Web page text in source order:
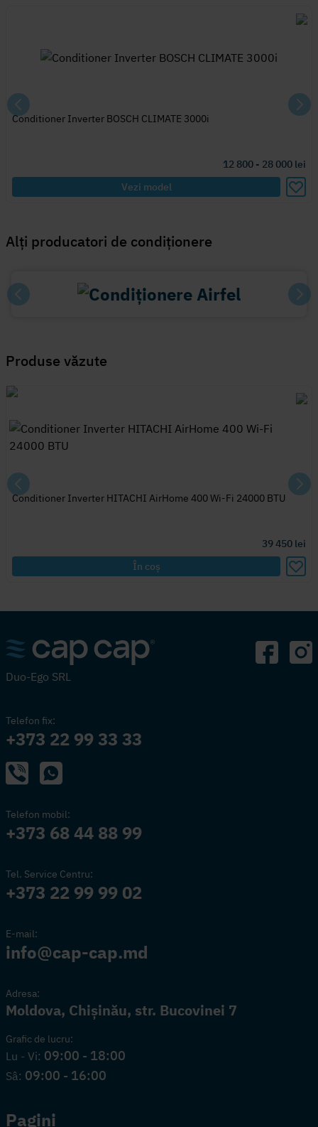
Conditioner Inverter BOSCH CLIMATE 3000i
12 800 - 28 000 lei
Vezi model
Alți producatori de condiționere
Produse văzute
Conditioner Inverter HITACHI AirHome 400 Wi-Fi 24000 BTU
39 450 lei
În coș
Duo-Ego SRL
Telefon fix:
+373 22 99 33 33
Telefon mobil:
+373 68 44 88 99
Tel. Service Centru:
+373 22 99 99 02
E-mail:
info@cap-cap.md
Adresa:
Moldova, Chișinău, str. Bucovinei 7
Grafic de lucru:
Lu - Vi: 09:00 - 18:00
Sâ: 09:00 - 16:00
Pagini